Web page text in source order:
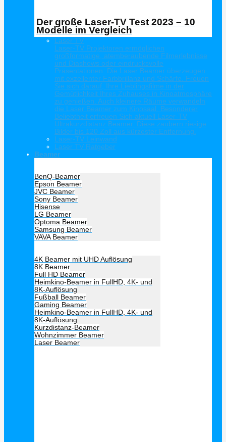
Der große Laser-TV Test 2023 – 10
Modelle im Vergleich
Laser TV
Laser-TV Projektoren ermöglichen
großformatige, atemberaubende Filmerlebnisse
und Diashows oder eindrucksvolle
Präsentationen. Die Laser Beamer überzeugen
mit exzellenter Farbbrillanz und Schärfe. Freuen
Sie sich darauf, Ihre Lieblingsfilme in der
Gemütlichkeit Ihres Zuhauses in Kinoatmosphäre
zu genießen. Auch kleinere Räume verwandeln
die Laser Beamer zum Kinosaal. Besonderer
Beliebtheit erfreuen Sich aktuell Laser-TV
Ultrakurzdistanz Beamer. Diese zaubern riesige
Bilder bis 120 Zoll aus kürzester Entfernung.
Laser-TV Leinwand
Laser TV Ratgeber
Beamer
BenQ-Beamer
Epson Beamer
JVC Beamer
Sony Beamer
Hisense
LG Beamer
Optoma Beamer
Samsung Beamer
VAVA Beamer
4K Beamer mit UHD Auflösung
8K Beamer
Full HD Beamer
Heimkino-Beamer in FullHD, 4K- und
8K-Auflösung
Fußball Beamer
Gaming Beamer
Heimkino-Beamer in FullHD, 4K- und
8K-Auflösung
Kurzdistanz-Beamer
Wohnzimmer Beamer
Laser Beamer